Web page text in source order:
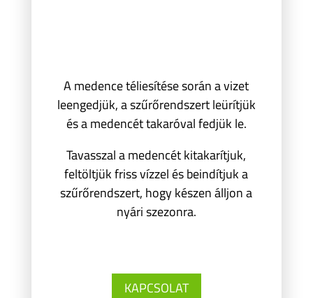
A medence téliesítése során a vizet
leengedjük, a szűrőrendszert leürítjük
és a medencét takaróval fedjük le.
Tavasszal a medencét kitakarítjuk,
feltöltjük friss vízzel és beindítjuk a
szűrőrendszert, hogy készen álljon a
nyári szezonra.
KAPCSOLAT